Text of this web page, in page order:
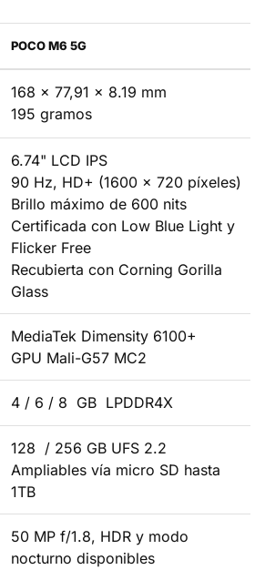
POCO M6 5G
168 x 77,91 x 8.19 mm
195 gramos
6.74" LCD IPS
90 Hz, HD+ (1600 x 720 píxeles)
Brillo máximo de 600 nits
Certificada con Low Blue Light y
Flicker Free
Recubierta con Corning Gorilla
Glass
MediaTek Dimensity 6100+
GPU Mali-G57 MC2
4 / 6 / 8 GB LPDDR4X
128 / 256 GB UFS 2.2
Ampliables vía micro SD hasta
1TB
50 MP f/1.8, HDR y modo
nocturno disponibles